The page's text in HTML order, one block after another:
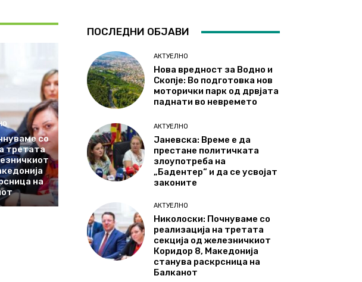
со
третата
на
ПОСЛЕДНИ ОБЈАВИ
АКТУЕЛНО
Нова вредност за Водно и
Скопје: Во подготовка нов
моторички парк од дрвјата
паднати во невремето
АКТУЕЛНО
Јаневска: Време е да
престане политичката
злоупотреба на
„Бадентер“ и да се усвојат
законите
АКТУЕЛНО
Николоски: Почнуваме со
реализација на третата
секција од железничкиот
Коридор 8, Македонија
станува раскрсница на
Балканот